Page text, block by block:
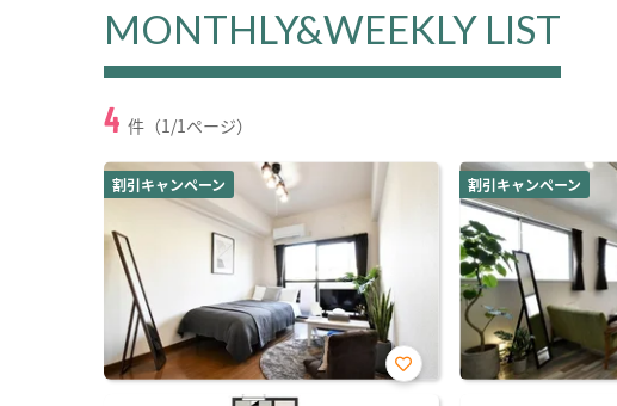
MONTHLY&WEEKLY LIST
4 件（1/1ページ）
割引キャンペーン
お気
割引キャンペーン